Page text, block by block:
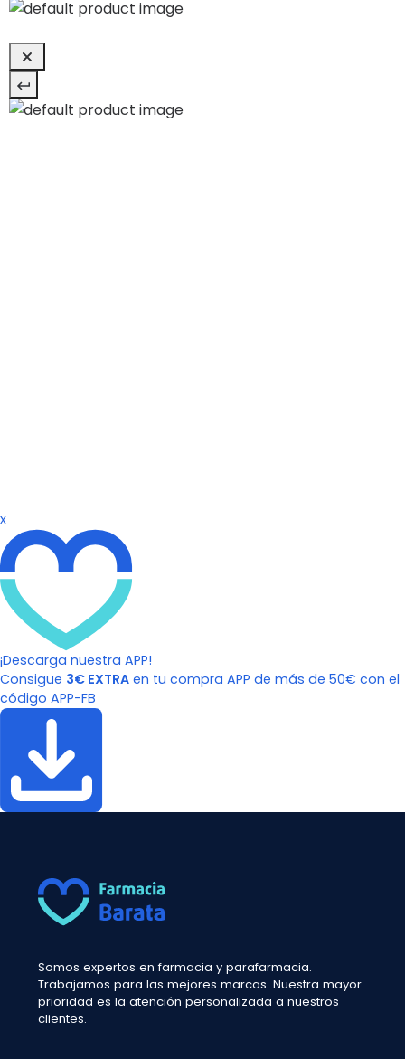
x
¡Descarga nuestra APP!
Consigue 3€ EXTRA en tu compra APP de más de 50€ con el
código APP-FB
Somos expertos en farmacia y parafarmacia.
Trabajamos para las mejores marcas. Nuestra mayor
prioridad es la atención personalizada a nuestros
clientes.